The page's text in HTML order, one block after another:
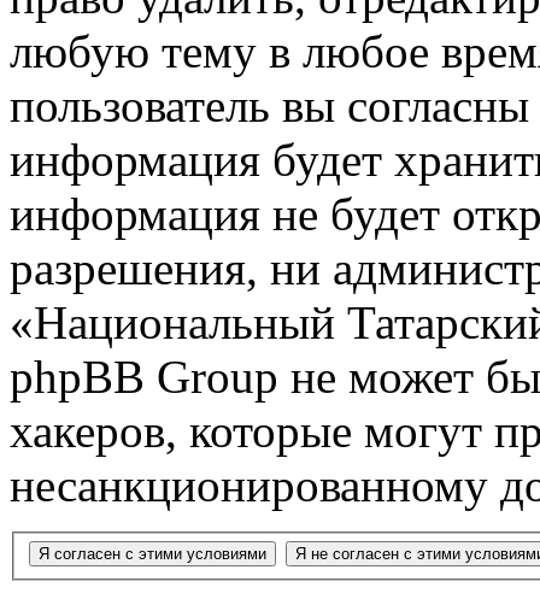
любую тему в любое
пользователь вы
информация будет
информация не будет
разрешения, ни
«Национальный
phpBB Group не может
хакеров, которые могут
несанкционированному